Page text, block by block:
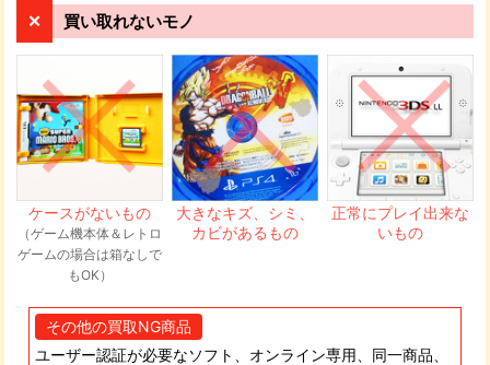
会社 メディア買取ネット宛
商品が弊社に届き次第、順次査定を行いま
す。査定の専任スタッフが一点一点しっか
り査定させていただきます。
たします。買取金額にご納得いただけれ
ば、メールまたは電話でお知らせくださ
い。当日~48時間以内にお客様の振込口座
買い取れないモノ
ケースがないもの
（ゲーム機本体＆レトロ
ゲームの場合は箱なしで
もOK）
大きなキズ、シミ、
カビがあるもの
正常にプレイ出来な
いもの
その他の買取NG商品
ユーザー認証が必要なソフト、オンライン専用、同一商品、